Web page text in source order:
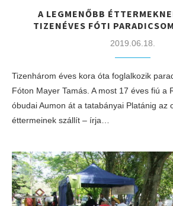
A LEGMENŐBB
TIZENÉVES FÓTI
2019.06.18.
Tizenhárom éves kora óta foglalkozik
Fóton Mayer Tamás. A most 17 éves fiú a
óbudai Aumon át a tatabányai Platánig az
éttermeinek szállít – írja…